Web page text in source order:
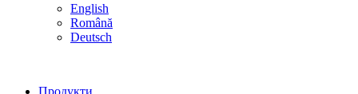
English
Română
Deutsch
Продукти